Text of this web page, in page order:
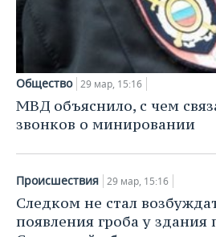
Общество 29 мар, 15:16
МВД объяснило, с чем
звонков о минировании
Происшествия 29 мар, 15:16
Следком не стал
появления гроба у здания